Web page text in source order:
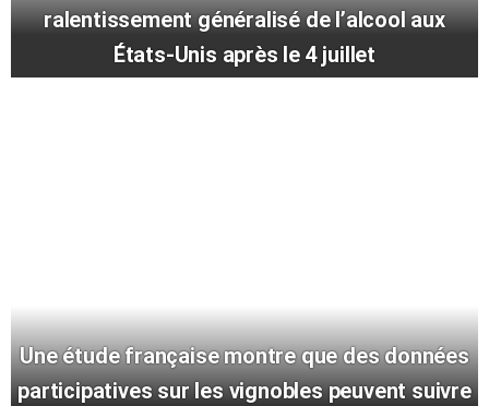
ralentissement généralisé de l’alcool aux
États-Unis après le 4 juillet
Une étude française montre que des données
participatives sur les vignobles peuvent suivre